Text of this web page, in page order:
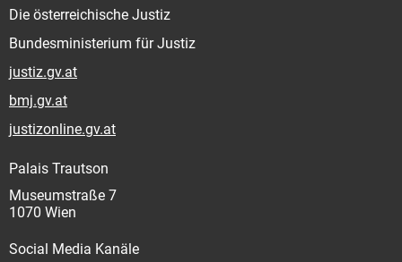
Die österreichische Justiz
Bundesministerium für Justiz
justiz.gv.at
bmj.gv.at
justizonline.gv.at
Palais Trautson
Museumstraße 7
1070 Wien
Social Media Kanäle